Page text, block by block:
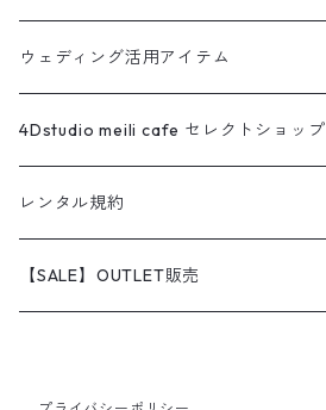
販売
レンタル
ウェディング活用アイテム
販売
レンタル
アウトレット品販売
4Dstudio meili cafe セレクトショップ
オリジナルアイテム
わんちゃんグッズ
レンタル規約
【SALE】OUTLET販売